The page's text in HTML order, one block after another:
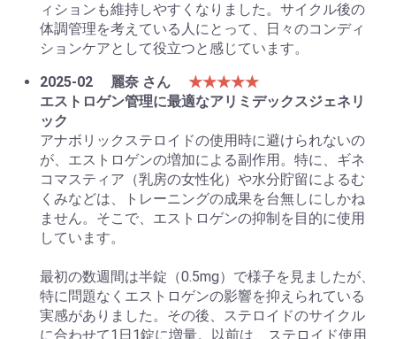
ィションも維持しやすくなりました。サイクル後の
体調管理を考えている人にとって、日々のコンディ
ションケアとして役立つと感じています。
2025-02
麗奈 さん
★★★★★
エストロゲン管理に最適なアリミデックスジェネリ
ック
アナボリックステロイドの使用時に避けられないの
が、エストロゲンの増加による副作用。特に、ギネ
コマスティア（乳房の女性化）や水分貯留によるむ
くみなどは、トレーニングの成果を台無しにしかね
ません。そこで、エストロゲンの抑制を目的に使用
しています。
最初の数週間は半錠（0.5mg）で様子を見ましたが、
特に問題なくエストロゲンの影響を抑えられている
実感がありました。その後、ステロイドのサイクル
に合わせて1日1錠に増量。以前は、ステロイド使用